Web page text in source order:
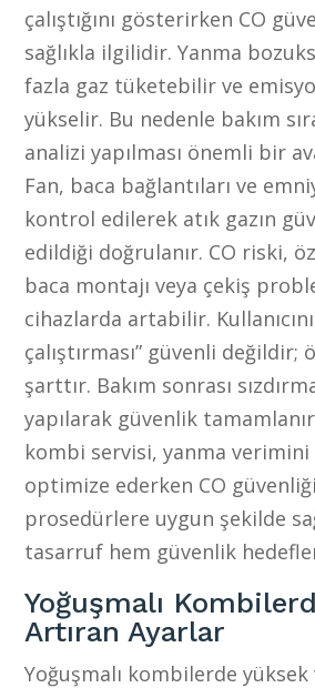
çalıştığını gösterirken CO
sağlıkla ilgilidir. Yanma
fazla gaz tüketebilir ve
yükselir. Bu nedenle bakım
analizi yapılması önemli bir
Fan, baca bağlantıları ve
kontrol edilerek atık gazın
edildiği doğrulanır. CO riski,
baca montajı veya çekiş
cihazlarda artabilir.
çalıştırması” güvenli değildir;
şarttır. Bakım sonrası
yapılarak güvenlik
kombi servisi, yanma
optimize ederken CO
prosedürlere uygun şekilde
tasarruf hem güvenlik
Yoğuşmalı
Artıran Ayarlar
Yoğuşmalı kombilerde